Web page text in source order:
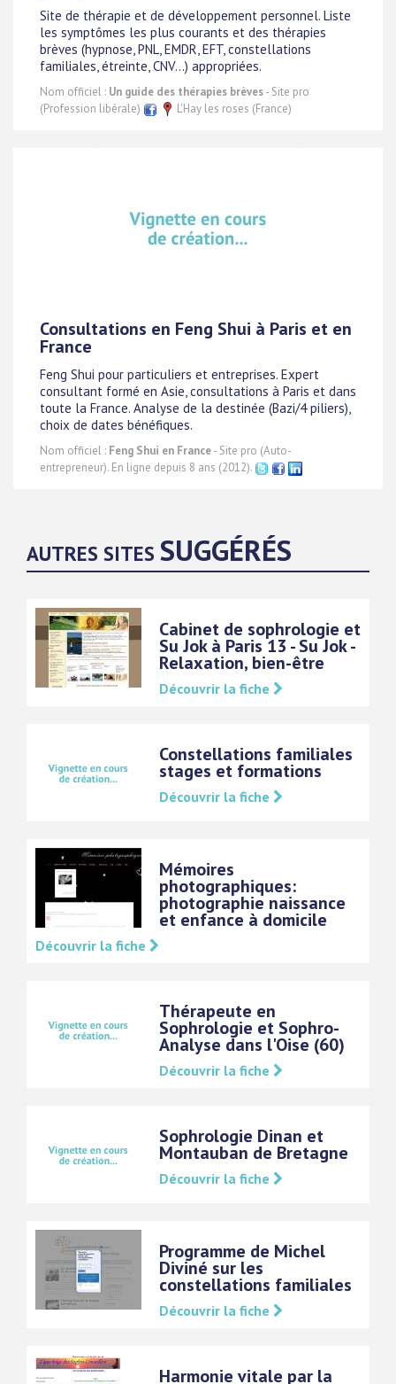
Site de thérapie et de développement personnel. Liste
les symptômes les plus courants et des thérapies
brèves (hypnose, PNL, EMDR, EFT, constellations
familiales, étreinte, CNV...) appropriées.
Nom officiel : Un guide des thérapies brèves- Site pro
(Profession libérale)
L'Hay les roses (France)
Consultations en Feng Shui à Paris et en
France
Feng Shui pour particuliers et entreprises. Expert
consultant formé en Asie, consultations à Paris et dans
toute la France. Analyse de la destinée (Bazi/4 piliers),
choix de dates bénéfiques.
Nom officiel : Feng Shui en France- Site pro (Auto-
entrepreneur). En ligne depuis 8 ans (2012).
AUTRES SITES SUGGÉRÉS
Cabinet de sophrologie et
Su Jok à Paris 13 - Su Jok -
Relaxation, bien-être
Découvrir la fiche
Constellations familiales
stages et formations
Découvrir la fiche
Mémoires
photographiques:
photographie naissance
et enfance à domicile
Découvrir la fiche
Thérapeute en
Sophrologie et Sophro-
Analyse dans l'Oise (60)
Découvrir la fiche
Sophrologie Dinan et
Montauban de Bretagne
Découvrir la fiche
Programme de Michel
Diviné sur les
constellations familiales
Découvrir la fiche
Harmonie vitale par la